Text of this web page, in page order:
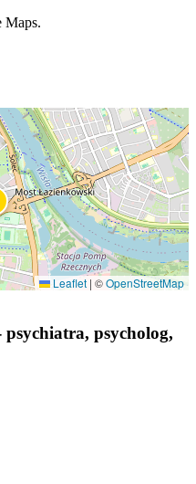
Maps.
Leaflet | ©OpenStreetMap
psycholog,